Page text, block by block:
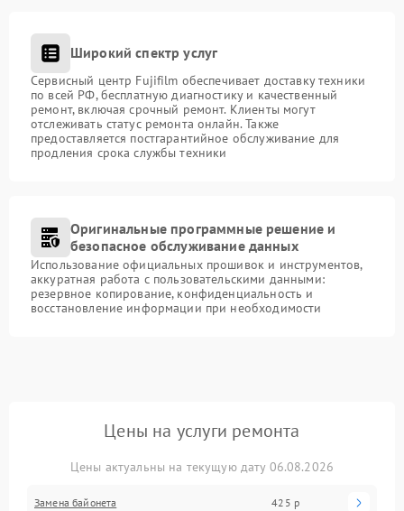
Широкий спектр услуг
Сервисный центр Fujifilm обеспечивает доставку техники
по всей РФ, бесплатную диагностику и качественный
ремонт, включая срочный ремонт. Клиенты могут
отслеживать статус ремонта онлайн. Также
предоставляется постгарантийное обслуживание для
продления срока службы техники
Оригинальные программные решение и
безопасное обслуживание данных
Использование официальных прошивок и инструментов,
аккуратная работа с пользовательскими данными:
резервное копирование, конфиденциальность и
восстановление информации при необходимости
Цены на услуги ремонта
Цены актуальны на текущую дату 06.08.2026
Замена байонета 425 р